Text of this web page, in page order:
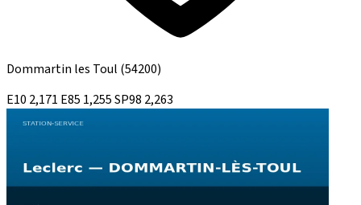
Dommartin les Toul (54200)
E10 2,171 E85 1,255SP98 2,263